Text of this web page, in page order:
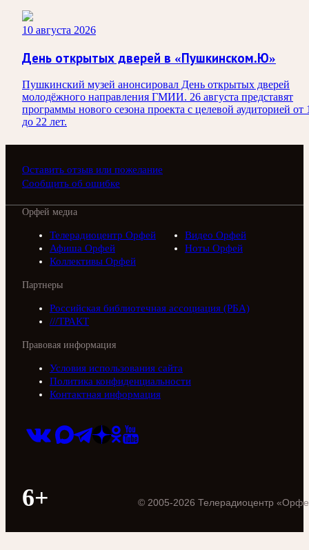
10 августа 2026
День открытых дверей в «Пушкинском.Ю»
Пушкинский музей анонсировал День открытых дверей
молодёжного направления ГМИИ. 26 августа представят
программы нового сезона проекта с целевой аудиторией от
до 22 лет.
Оставить отзыв или пожелание
Сообщить об ошибке
Орфей медиа
Телерадиоцентр Орфей
Видео Орфей
Афиша Орфей
Ноты Орфей
Коллективы Орфей
Партнеры
Российская библиотечная ассоциация (РБА)
///ТРАКТ
Правовая информация
Условия использования сайта
Политика конфиденциальности
Контактная информация
6+ © 2005-2026 Телерадиоцентр